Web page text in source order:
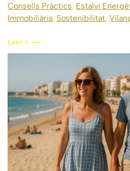
Consells Pràctics, Estalvi
Immobiliària, Sostenibilitat,
Leer +